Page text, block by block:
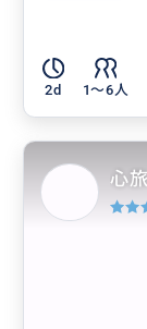
2d 1〜6人
心